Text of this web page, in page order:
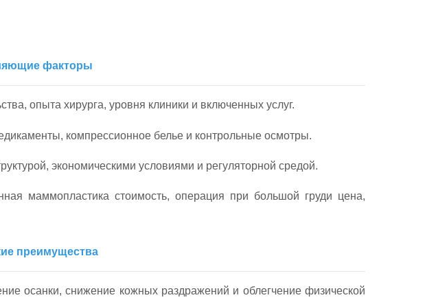
факторы
опыта хирурга, уровня клиники и включенных услуг.
компрессионное белье и контрольные осмотры.
экономическими условиями и регуляторной средой.
маммопластика стоимость, операция при большой груди цена,
преимущества
осанки, снижение кожных раздражений и облегчение физической